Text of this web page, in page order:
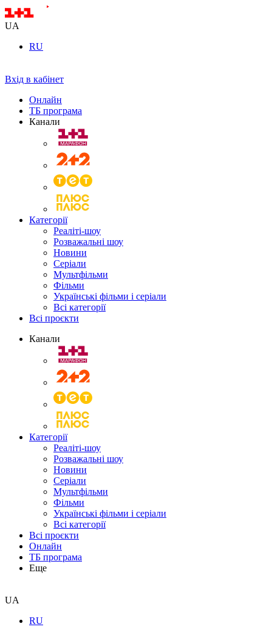
UA
RU
Вхід в кабінет
Онлайн
ТБ програма
Канали
Категорії
Реаліті-шоу
Розважальні шоу
Новини
Серіали
Мультфільми
Фільми
Українські фільми і серіали
Всі категорії
Всі проєкти
Канали
Категорії
Реаліті-шоу
Розважальні шоу
Новини
Серіали
Мультфільми
Фільми
Українські фільми і серіали
Всі категорії
Всі проєкти
Онлайн
ТБ програма
Еще
UA
RU